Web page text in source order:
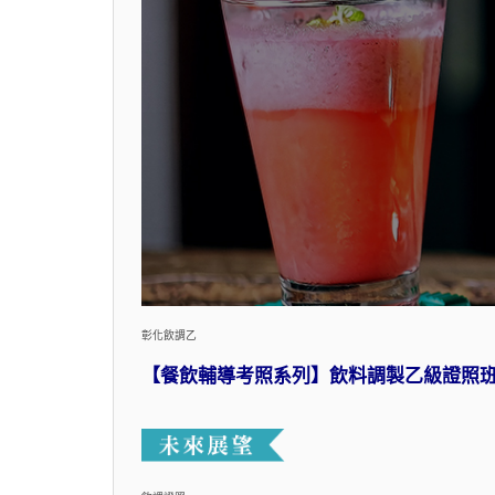
彰化飲調乙
【餐飲輔導考照系列】飲料調製乙級證照